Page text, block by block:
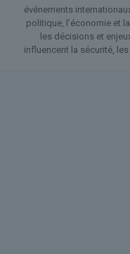
événements
politique, l’économie et
les décisions et
influencent la sécurité,